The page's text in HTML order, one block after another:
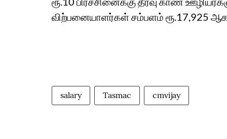
விற்பனையாளர்கள் சம்பளம் ரூ.17,925 ஆக
salary Tasmac cmvijay